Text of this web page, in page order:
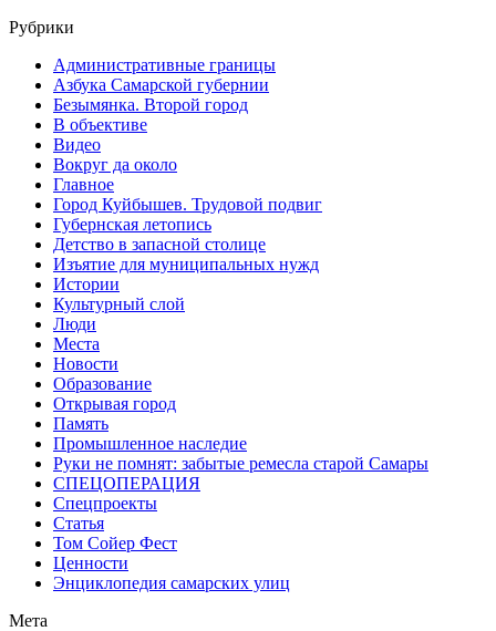
Рубрики
Административные границы
Азбука Самарской губернии
Безымянка. Второй город
В объективе
Видео
Вокруг да около
Главное
Город Куйбышев. Трудовой подвиг
Губернская летопись
Детство в запасной столице
Изъятие для муниципальных нужд
Истории
Культурный слой
Люди
Места
Новости
Образование
Открывая город
Память
Промышленное наследие
Руки не помнят: забытые ремесла старой Самары
СПЕЦОПЕРАЦИЯ
Спецпроекты
Статья
Том Сойер Фест
Ценности
Энциклопедия самарских улиц
Мета